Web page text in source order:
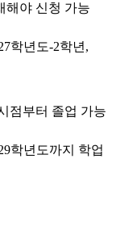
해야 신청 가능
학년도-2학년,
점부터 졸업 가능
학년도까지 학업